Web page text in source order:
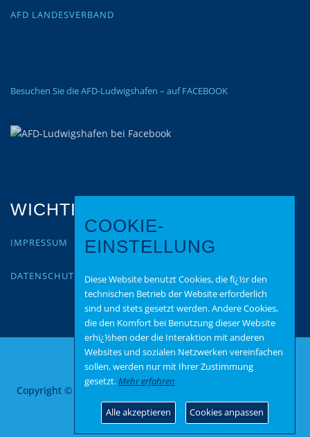
AFD LANDESVERBAND
Besuchen Sie die AFD-Ludwigshafen – auf FACEBOOK
WICHTIGES
IMPRESSUM
DATENSCHUTZ
Copyright © 2026 AfD Ludwigshafen
FameThemes
COOKIE-
EINSTELLUNG
Diese Website benutzt Cookies, die fï¿½r den
technischen Betrieb der Website erforderlich
sind und stets gesetzt werden. Andere Cookies,
die den Komfort bei Benutzung dieser Website
erhï¿½hen oder die Interaktion mit anderen
Websites und sozialen Netzwerken vereinfachen
sollen, werden nur mit Ihrer Zustimmung
gesetzt.Mehr erfahren
Alle akzeptieren Cookies anpassen